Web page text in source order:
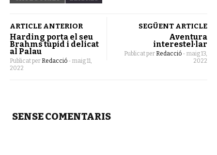
ARTICLE ANTERIOR
Harding porta el seu
Brahms tupid i delicat
al Palau
Publicat per Redacció - maig 11,
2022
SEGÜENT ARTICLE
Aventura
interestel·lar
Publicat per Redacció - maig 13,
2022
SENSE COMENTARIS